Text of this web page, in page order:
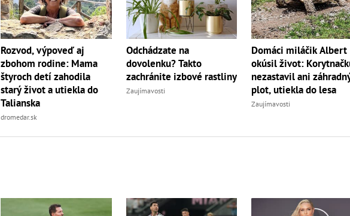
Rozvod, výpoveď aj
zbohom rodine: Mama
štyroch detí zahodila
starý život a utiekla do
Talianska
dromedar.sk
Odchádzate na
dovolenku? Takto
zachránite izbové rastliny
Zaujímavosti
Domáci miláčik Albert
okúsil život:
nezastavil ani
plot, utiekla do lesa
Zaujímavosti